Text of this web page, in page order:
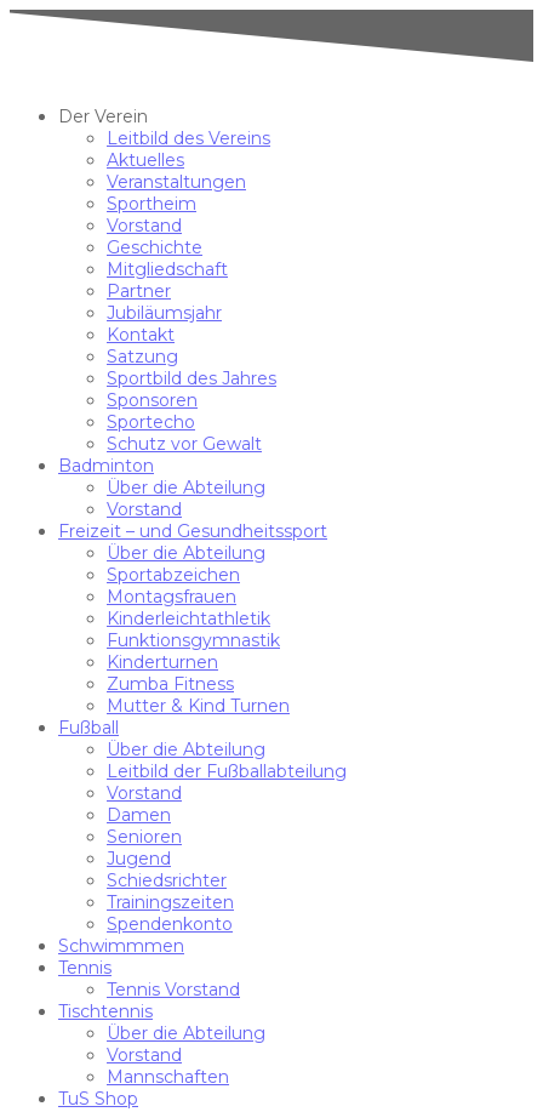
Der Verein
Leitbild des Vereins
Aktuelles
Veranstaltungen
Sportheim
Vorstand
Geschichte
Mitgliedschaft
Partner
Jubiläumsjahr
Kontakt
Satzung
Sportbild des Jahres
Sponsoren
Sportecho
Schutz vor Gewalt
Badminton
Über die Abteilung
Vorstand
Freizeit – und Gesundheitssport
Über die Abteilung
Sportabzeichen
Montagsfrauen
Kinderleichtathletik
Funktionsgymnastik
Kinderturnen
Zumba Fitness
Mutter & Kind Turnen
Fußball
Über die Abteilung
Leitbild der Fußballabteilung
Vorstand
Damen
Senioren
Jugend
Schiedsrichter
Trainingszeiten
Spendenkonto
Schwimmmen
Tennis
Tennis Vorstand
Tischtennis
Über die Abteilung
Vorstand
Mannschaften
TuS Shop